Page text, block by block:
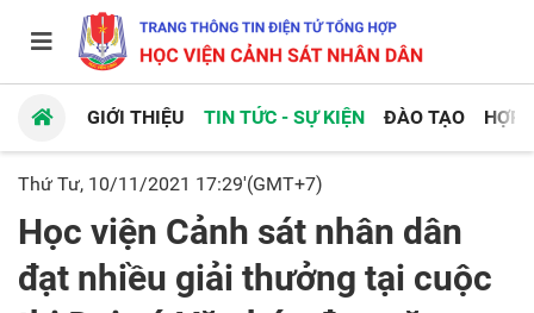
GIỚI THIỆU TIN TỨC - SỰ KIỆN ĐÀO TẠO HỢP
Thứ Tư, 10/11/2021 17:29'(GMT+7)
Học viện Cảnh sát nhân dân
đạt nhiều giải thưởng tại cuộc